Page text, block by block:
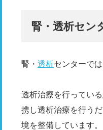
腎・透析セン
腎・ 透析センターで
透析治療を行ってい
携し透析治療を行う
境を整備しています。